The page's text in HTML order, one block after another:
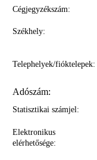
Cégjegyzékszám:
Székhely:
Telephelyek/fióktelepek:
Adószám:
Statisztikai számjel:
Elektronikus
elérhetősége: